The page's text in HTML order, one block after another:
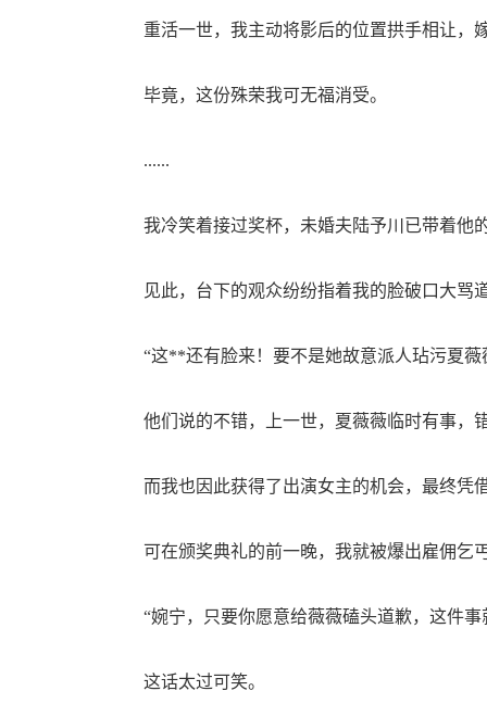
重活一世，我主动将影后的位置拱手相让，
毕竟，这份殊荣我可无福消受。
......
我冷笑着接过奖杯，未婚夫陆予川已带着他
见此，台下的观众纷纷指着我的脸破口大骂
“这**还有脸来！要不是她故意派人玷污夏薇
他们说的不错，上一世，夏薇薇临时有事，
而我也因此获得了出演女主的机会，最终凭
可在颁奖典礼的前一晚，我就被爆出雇佣乞
“婉宁，只要你愿意给薇薇磕头道歉，这件事
这话太过可笑。